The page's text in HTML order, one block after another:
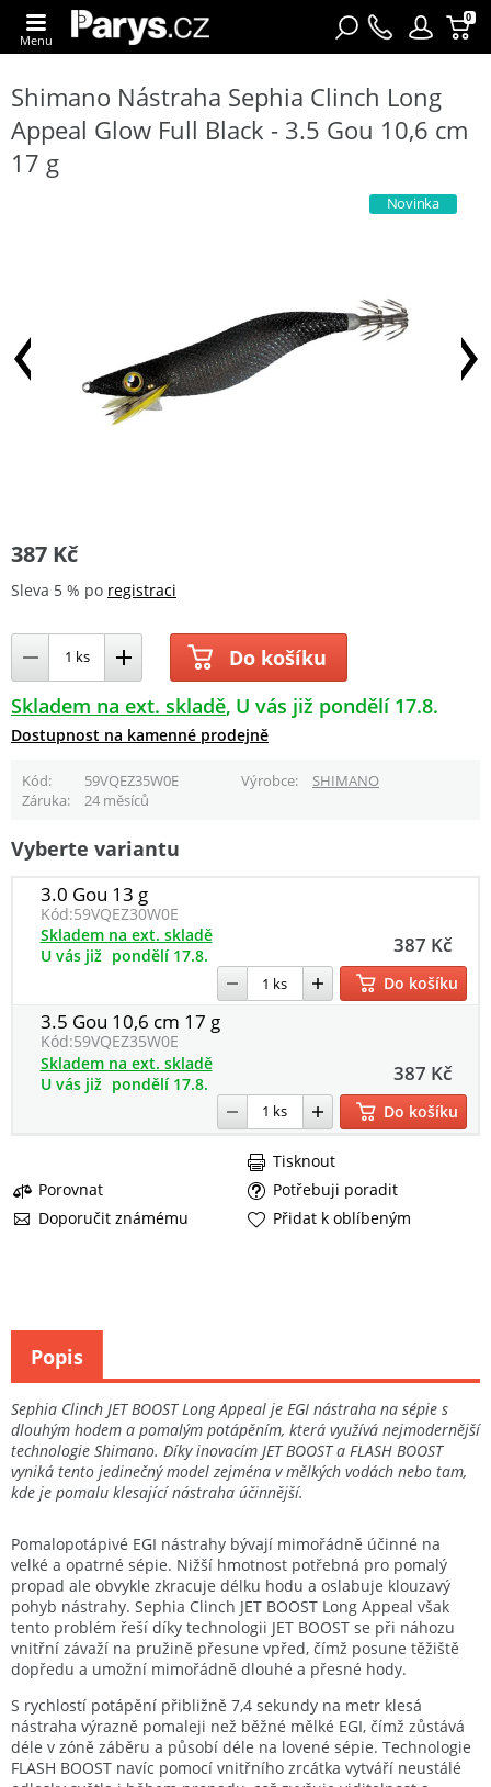
0
Menu
Shimano Nástraha Sephia Clinch Long
Appeal Glow Full Black - 3.5 Gou 10,6 cm
17 g
Novinka
387 Kč
Sleva 5 % po registraci
Do košíku
Skladem na ext. skladě U vás již pondělí 17.8.
Dostupnost na kamenné prodejně
Kód 59VQEZ35W0E Výrobce
SHIMANO
Záruka
24 měsíců
Vyberte variantu
3.0 Gou 13 g
Kód:59VQEZ30W0E
387 Kč
Skladem na ext. skladě
U vás již pondělí 17.8.
Do košíku
3.5 Gou 10,6 cm 17 g
Kód:59VQEZ35W0E
387 Kč
Skladem na ext. skladě
U vás již pondělí 17.8.
Do košíku
Porovnat
Potřebuji poradit
Doporučit známému
Tisknout
Přidat k oblíbeným
Sephia Clinch JET BOOST Long Appeal je EGI nástraha na sépie s
dlouhým hodem a pomalým potápěním, která využívá nejmodernější
technologie Shimano. Díky inovacím JET BOOST a FLASH BOOST
vyniká tento jedinečný model zejména v mělkých vodách nebo tam,
kde je pomalu klesající nástraha účinnější.
Pomalopotápivé EGI nástrahy bývají mimořádně účinné na
velké a opatrné sépie. Nižší hmotnost potřebná pro pomalý
propad ale obvykle zkracuje délku hodu a oslabuje klouzavý
pohyb nástrahy. Sephia Clinch JET BOOST Long Appeal však
tento problém řeší díky technologii JET BOOST se při náhozu
vnitřní závaží na pružině přesune vpřed, čímž posune těžiště
dopředu a umožní mimořádně dlouhé a přesné hody.
S rychlostí potápění přibližně 7,4 sekundy na metr klesá
nástraha výrazně pomaleji než běžné mělké EGI, čímž zůstává
déle v zóně záběru a působí déle na lovené sépie. Technologie
FLASH BOOST navíc pomocí vnitřního zrcátka vytváří neustálé
Popis